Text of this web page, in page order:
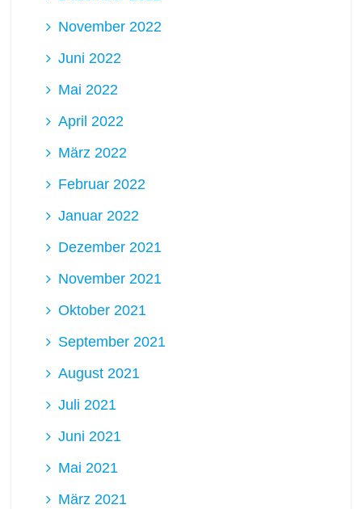
November 2022
Juni 2022
Mai 2022
April 2022
März 2022
Februar 2022
Januar 2022
Dezember 2021
November 2021
Oktober 2021
September 2021
August 2021
Juli 2021
Juni 2021
Mai 2021
März 2021